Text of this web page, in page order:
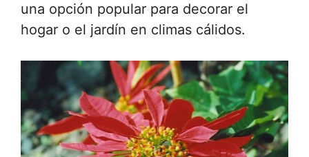
una opción popular para decorar el
hogar o el jardín en climas cálidos.